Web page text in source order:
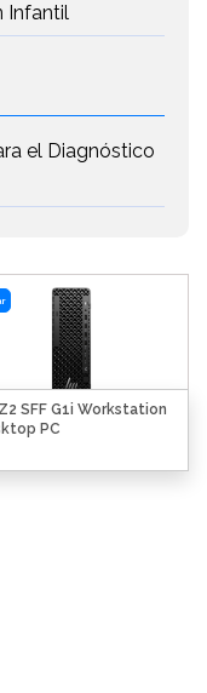
Infantil
el Diagnóstico
SFF G1i Workstation
PC